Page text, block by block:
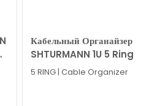
Кабельный Органайзер
SHTURMANN 1U 5 Ring
5 RING | Cable Organizer